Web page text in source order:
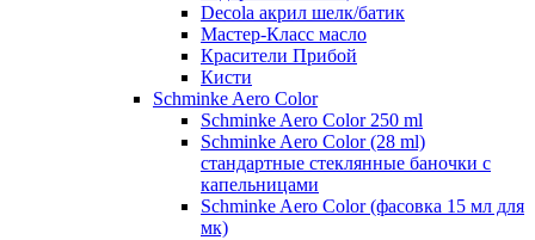
Decola акрил шелк/батик
Мастер-Класс масло
Красители Прибой
Кисти
Schminke Aero Color
Schminke Aero Color 250 ml
Schminke Aero Color (28 ml)
стандартные стеклянные баночки с
капельницами
Schminke Aero Color (фасовка 15 мл для
мк)